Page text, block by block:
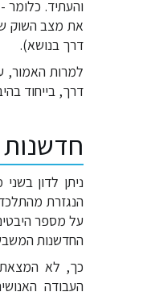
והעתיד. כלומר
את מצב השוק
דרך בנושא).
למרות האמור,
דרך, בייחוד
ניתן לדון
הנגזרת
על מספר
החדשנות
כך, לא
העבודה